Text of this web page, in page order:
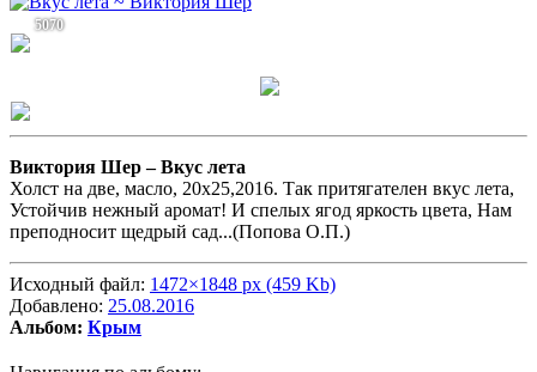
5070
Виктория Шер –Вкус лета
Холст на две, масло, 20х25,2016. Так притягателен вкус лета,
Устойчив нежный аромат! И спелых ягод яркость цвета, Нам
преподносит щедрый сад...(Попова О.П.)
Исходный файл: 1472×1848 px (459 Kb)
Добавлено: 25.08.2016
Альбом: Крым